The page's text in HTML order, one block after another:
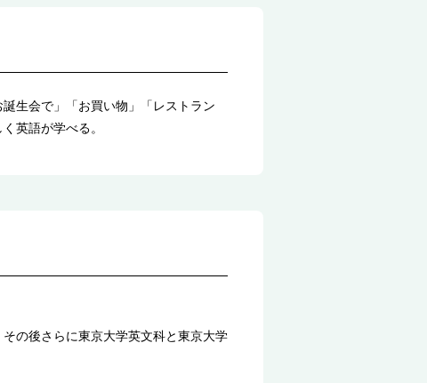
生会で」「お買い物」「レストラン
英語が学べる。
の後さらに東京大学英文科と東京大学